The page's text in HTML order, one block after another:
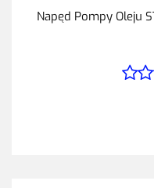
Napęd Pompy Oleju